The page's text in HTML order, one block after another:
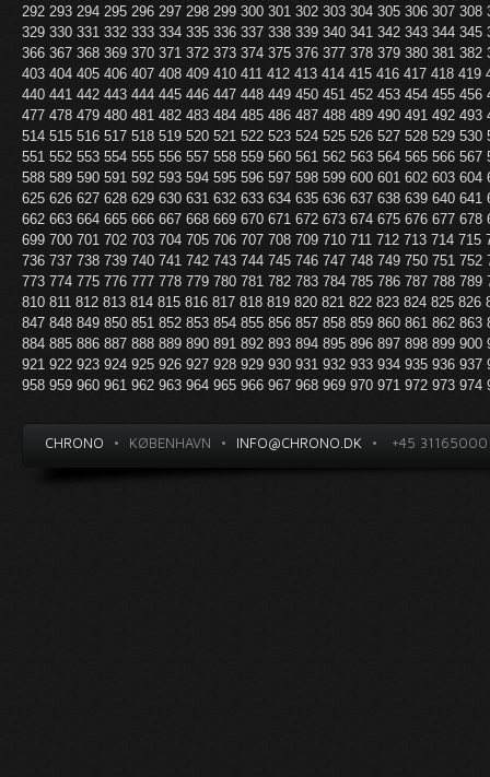
292 293 294 295 296 297 298 299 300 301 302 303 304 305 306 307 308
329 330 331 332 333 334 335 336 337 338 339 340 341 342 343 344 345
366 367 368 369 370 371 372 373 374 375 376 377 378 379 380 381 382
403 404 405 406 407 408 409 410 411 412 413 414 415 416 417 418 419
440 441 442 443 444 445 446 447 448 449 450 451 452 453 454 455 456
477 478 479 480 481 482 483 484 485 486 487 488 489 490 491 492 493
514 515 516 517 518 519 520 521 522 523 524 525 526 527 528 529 530
551 552 553 554 555 556 557 558 559 560 561 562 563 564 565 566 567
588 589 590 591 592 593 594 595 596 597 598 599 600 601 602 603 604
625 626 627 628 629 630 631 632 633 634 635 636 637 638 639 640 641
662 663 664 665 666 667 668 669 670 671 672 673 674 675 676 677 678
699 700 701 702 703 704 705 706 707 708 709 710 711 712 713 714 715
736 737 738 739 740 741 742 743 744 745 746 747 748 749 750 751 752
773 774 775 776 777 778 779 780 781 782 783 784 785 786 787 788 789
810 811 812 813 814 815 816 817 818 819 820 821 822 823 824 825 826
847 848 849 850 851 852 853 854 855 856 857 858 859 860 861 862 863
884 885 886 887 888 889 890 891 892 893 894 895 896 897 898 899 900
921 922 923 924 925 926 927 928 929 930 931 932 933 934 935 936 937
958 959 960 961 962 963 964 965 966 967 968 969 970 971 972 973 974
CHRONO • KØBENHAVN • INFO@CHRONO.DK • +45 31165000